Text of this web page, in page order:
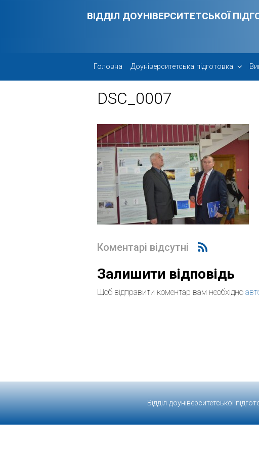
ВІДДІЛ ДОУНІВЕРСИТЕТСЬКОЇ
Головна Доуніверситетська підготовка
DSC_0007
Коментарі відсутні
Залишити відповідь
Щоб відправити коментар вам необхідно
Відділ доуніверситетської